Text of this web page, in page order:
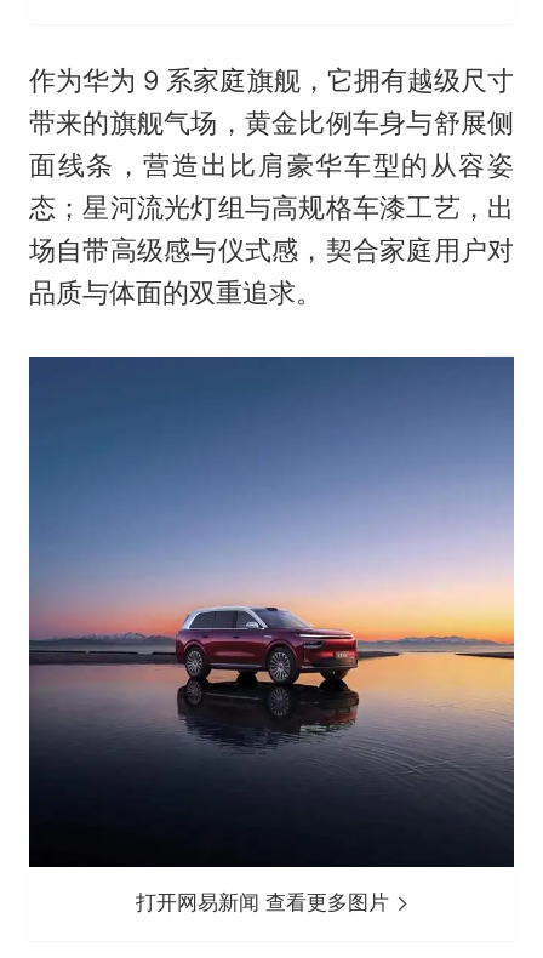
作为华为 9 系家庭旗舰，它拥有越级尺寸
带来的旗舰气场，黄金比例车身与舒展侧
面线条，营造出比肩豪华车型的从容姿
态；星河流光灯组与高规格车漆工艺，出
场自带高级感与仪式感，契合家庭用户对
品质与体面的双重追求。
打开网易新闻 查看更多图片